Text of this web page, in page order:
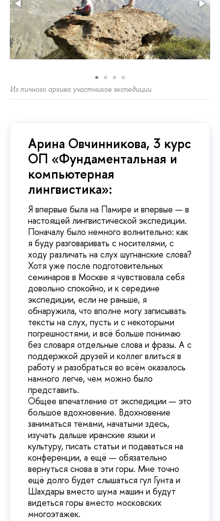
Из личного архива участников экспедиции
Арина Овчинникова, 3 курс
ОП «Фундаментальная и
компьютерная
лингвистика»:
Я впервые была на Памире и впервые — в
настоящей лингвистической экспедиции.
Поначалу было немного волнительно: как
я буду разговаривать с носителями, с
ходу различать на слух шугнанские слова?
Хотя уже после подготовительных
семинаров в Москве я чувствовала себя
довольно спокойно, и к середине
экспедиции, если не раньше, я
обнаружила, что вполне могу записывать
тексты на слух, пусть и с некоторыми
погрешностями, и всё больше понимаю
без словаря отдельные слова и фразы. А с
поддержкой друзей и коллег влиться в
работу и разобраться во всём оказалось
намного легче, чем можно было
представить.
Общее впечатление от экспедиции — это
большое вдохновение. Вдохновение
заниматься темами, начатыми здесь,
изучать дальше иранские языки и
культуру, писать статьи и подаваться на
конференции, а ещё — обязательно
вернуться снова в эти горы. Мне точно
ещё долго будет слышаться гул Гунта и
Шахдары вместо шума машин и будут
видеться горы вместо московских
многоэтажек.